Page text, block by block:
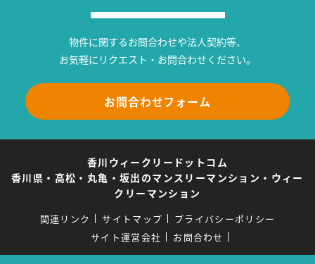
物件に関するお問合わせや法人契約等、
お気軽にリクエスト・お問合わせください。
お問合わせフォーム
香川ウィークリードットコム
香川県・高松・丸亀・坂出のマンスリーマンション・ウィー
クリーマンション
関連リンク サイトマップ
プライバシーポリシー
サイト運営会社
お問合わせ